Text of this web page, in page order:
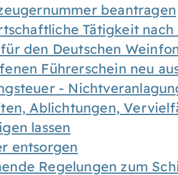
beantragen
Tätigkeit
den Deutschen
Führerschein neu
-
Ablichtungen,
lassen
entsorgen
Regelungen zum